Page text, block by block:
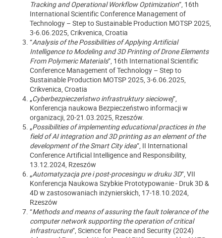
Tracking and Operational Workflow Optimization”, 16th
International Scientific Conference Management of
Technology – Step to Sustainable Production MOTSP 2025,
3-6.06.2025, Crikvenica, Croatia
“Analysis of the Possibilities of Applying Artificial
Intelligence to Modeling and 3D Printing of Drone Elements
From Polymeric Materials”, 16th International Scientific
Conference Management of Technology – Step to
Sustainable Production MOTSP 2025, 3-6.06.2025,
Crikvenica, Croatia
„Cyberbezpieczeństwo infrastruktury sieciowej”,
Konferencja naukowa Bezpieczeństwo informacji w
organizacji, 20-21.03.2025, Rzeszów.
„Possibilities of implementing educational practices in the
field of AI integration and 3D printing as an element of the
development of the Smart City idea”, II International
Conference Artificial Intelligence and Responsibility,
13.12.2024, Rzeszów
„Automatyzacja pre i post-procesingu w druku 3D”, VII
Konferencja Naukowa Szybkie Prototypowanie - Druk 3D &
4D w zastosowaniach inżynierskich, 17-18.10.2024,
Rzeszów
“Methods and means of assuring the fault tolerance of the
computer network supporting the operation of critical
infrastructure”, Science for Peace and Security (2024)